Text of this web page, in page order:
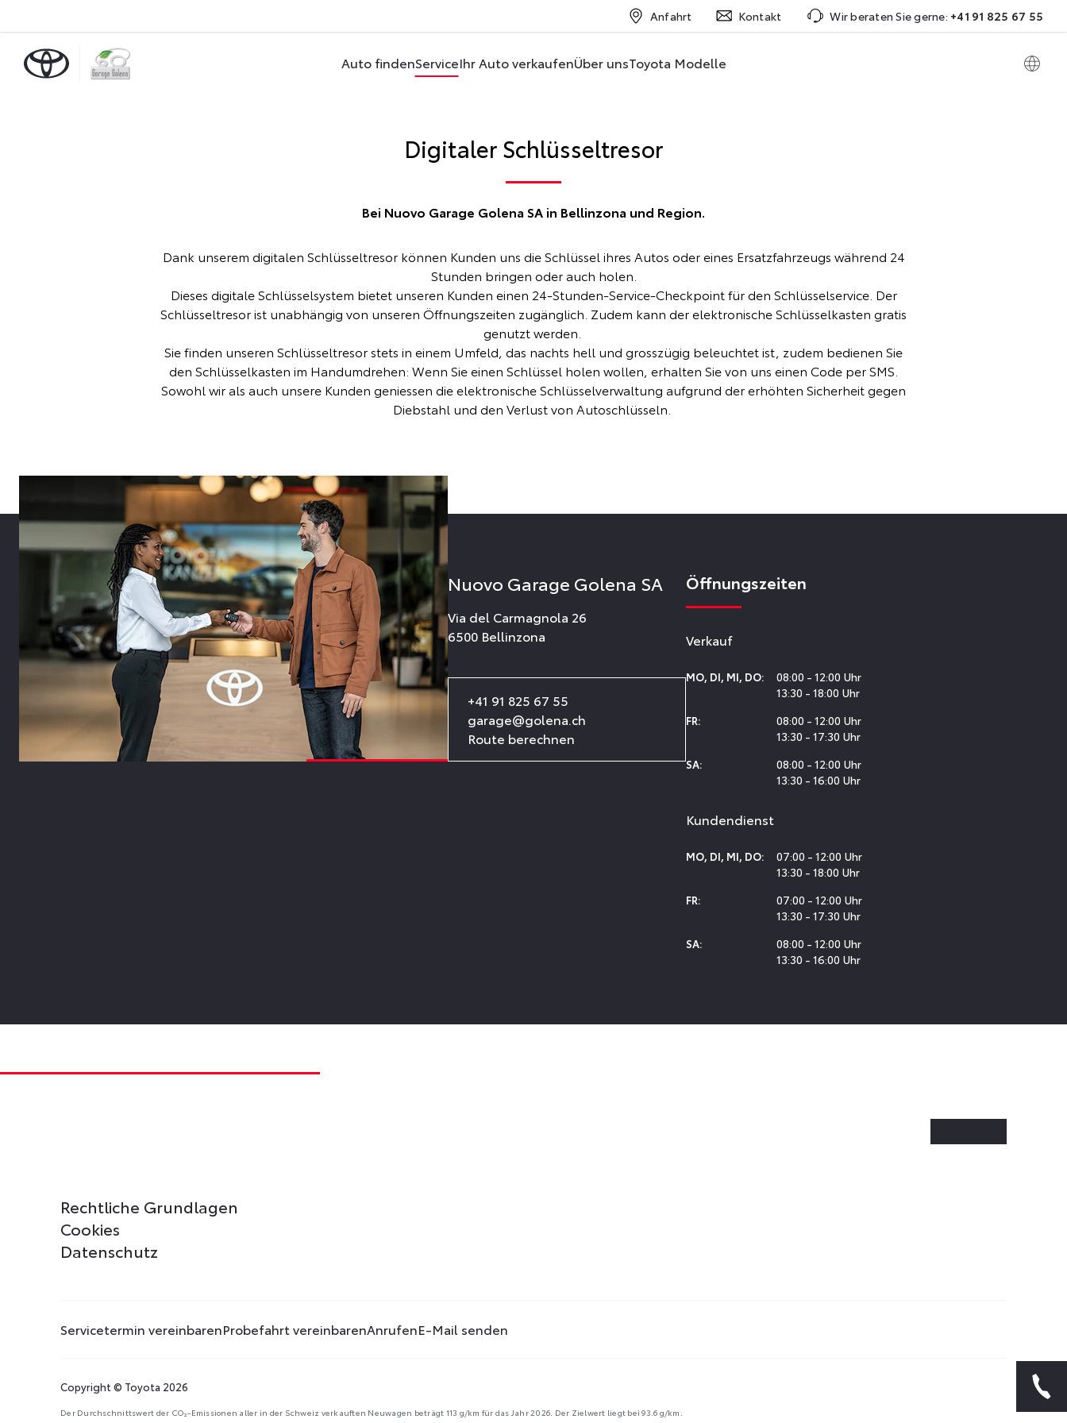
Anfahrt Kontakt Wir beraten Sie gerne: +41 91 825 67 55
Auto findenServiceIhr Auto verkaufenÜber unsToyota Modelle
Digitaler Schlüsseltresor
Bei Nuovo Garage Golena SA in Bellinzona und Region.
Dank unserem digitalen Schlüsseltresor können Kunden uns die Schlüssel ihres Autos oder eines Ersatzfahrzeugs während 24
Stunden bringen oder auch holen.
Dieses digitale Schlüsselsystem bietet unseren Kunden einen 24-Stunden-Service-Checkpoint für den Schlüsselservice. Der
Schlüsseltresor ist unabhängig von unseren Öffnungszeiten zugänglich. Zudem kann der elektronische Schlüsselkasten gratis
genutzt werden.
Sie finden unseren Schlüsseltresor stets in einem Umfeld, das nachts hell und grosszügig beleuchtet ist, zudem bedienen Sie
den Schlüsselkasten im Handumdrehen: Wenn Sie einen Schlüssel holen wollen, erhalten Sie von uns einen Code per SMS.
Sowohl wir als auch unsere Kunden geniessen die elektronische Schlüsselverwaltung aufgrund der erhöhten Sicherheit gegen
Diebstahl und den Verlust von Autoschlüsseln.
Nuovo Garage Golena SA
Via del Carmagnola 26
6500 Bellinzona
+41 91 825 67 55
garage@golena.ch
Route berechnen
Öffnungszeiten
Verkauf
MO, DI, MI, DO:
08:00 - 12:00 Uhr
13:30 - 18:00 Uhr
FR:
08:00 - 12:00 Uhr
13:30 - 17:30 Uhr
SA:
08:00 - 12:00 Uhr
13:30 - 16:00 Uhr
Kundendienst
MO, DI, MI, DO:
07:00 - 12:00 Uhr
13:30 - 18:00 Uhr
FR:
07:00 - 12:00 Uhr
13:30 - 17:30 Uhr
SA:
08:00 - 12:00 Uhr
13:30 - 16:00 Uhr
Rechtliche Grundlagen
Cookies
Datenschutz
Servicetermin vereinbarenProbefahrt vereinbarenAnrufenE-Mail senden
Copyright © Toyota 2026
Der Durchschnittswert der CO₂-Emissionen aller in der Schweiz verkauften Neuwagen beträgt 113 g/km für das Jahr 2026. Der Zielwert liegt bei 93.6 g/km.